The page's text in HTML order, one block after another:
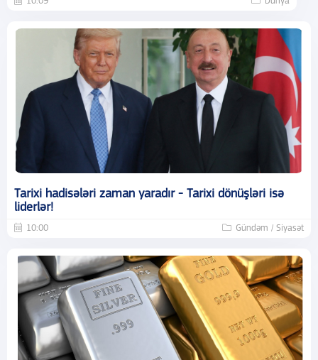
Tarixi hadisələri zaman yaradır - Tarixi dönüşləri isə
liderlər!
10:00 Gündəm / Siyasət